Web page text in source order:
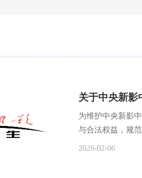
关于中央新影
为维护中央新影
与合法权益，规
2026-02-06